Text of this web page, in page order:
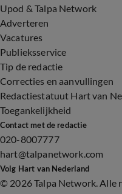
Upod & Talpa Network
Adverteren
Vacatures
Publieksservice
Tip de redactie
Correcties en aanvullingen
Redactiestatuut Hart van
Toegankelijkheid
Contact met de redactie
020-8007777
hart@talpanetwork.com
Volg Hart van Nederland
© 2026 Talpa Network. Alle